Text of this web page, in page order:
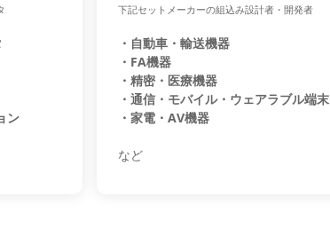
ン
下記セットメーカーの組込み設計者・開発者
・自動車・輸送機器
・FA機器
・精密・医療機器
・通信・モバイル・ウェアラブル端末
・家電・AV機器
など